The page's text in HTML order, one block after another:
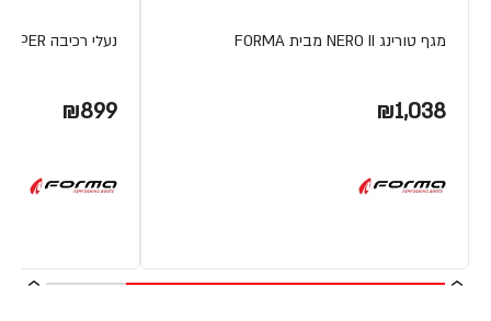
מגף טורינג NERO II מבית FORMA
₪1,038
נעלי רכיבה VIPER מבית FORMA
₪899